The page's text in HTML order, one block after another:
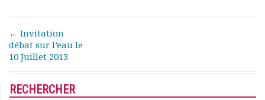
Podcast-AdP
Dîners débats
Journées d’études
Matinales
Post navigation
← Invitation
débat sur l’eau le
10 Juillet 2013
RECHERCHER